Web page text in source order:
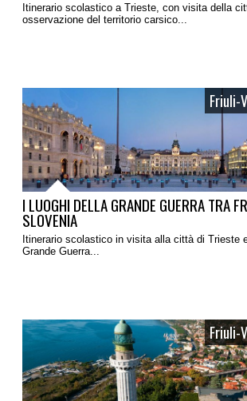
Itinerario scolastico a Trieste, con visita della
osservazione del territorio carsico...
Friuli-
I LUOGHI DELLA GRANDE GUERRA TRA
SLOVENIA
Itinerario scolastico in visita alla città di Trieste
Grande Guerra...
Friuli-